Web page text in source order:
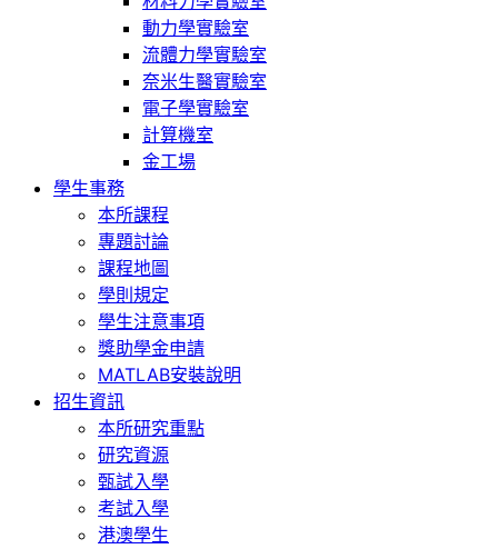
動力學實驗室
流體力學實驗室
奈米生醫實驗室
電子學實驗室
計算機室
金工場
學生事務
本所課程
專題討論
課程地圖
學則規定
學生注意事項
獎助學金申請
MATLAB安裝說明
招生資訊
本所研究重點
研究資源
甄試入學
考試入學
港澳學生